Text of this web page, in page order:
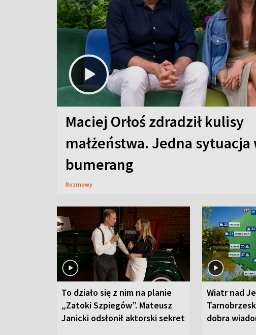
Maciej Orłoś zdradził kulisy
małżeństwa. Jedna sytuacja
bumerang
Rozmowy
To działo się z nim na planie
„Zatoki Szpiegów”. Mateusz
Janicki odsłonił aktorski sekret
Wiatr nad
dobra